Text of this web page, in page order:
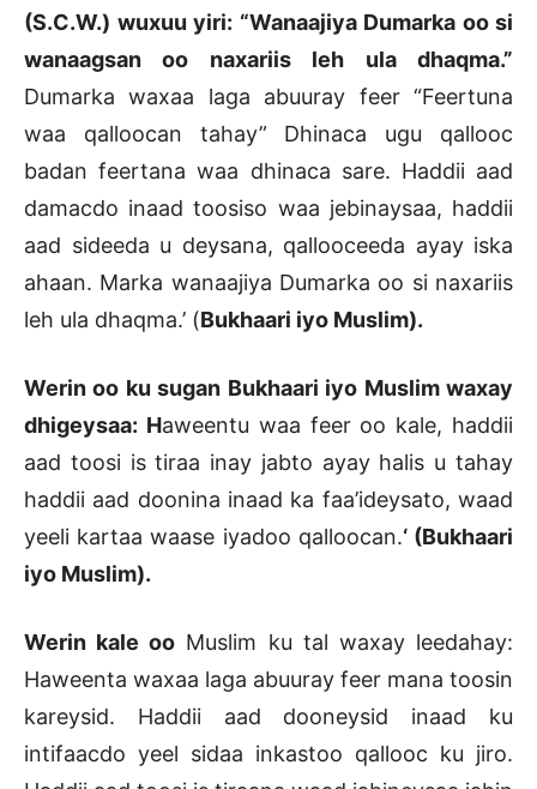
(S.C.W.) wuxuu yiri: “Wanaajiya Dumarka oo si
wanaagsan oo naxariis leh ula dhaqma.”
Dumarka waxaa laga abuuray feer “Feertuna
waa qalloocan tahay” Dhinaca ugu qallooc
badan feertana waa dhinaca sare. Haddii aad
damacdo inaad toosiso waa jebinaysaa, haddii
aad sideeda u deysana, qallooceeda ayay iska
ahaan. Marka wanaajiya Dumarka oo si naxariis
leh ula dhaqma.’ (Bukhaari iyo Muslim).
Werin oo ku sugan Bukhaari iyo Muslim waxay
dhigeysaa: Haweentu waa feer oo kale, haddii
aad toosi is tiraa inay jabto ayay halis u tahay
haddii aad doonina inaad ka faa’ideysato, waad
yeeli kartaa waase iyadoo qalloocan.‘ (Bukhaari
iyo Muslim).
Werin kale oo Muslim ku tal waxay leedahay:
Haweenta waxaa laga abuuray feer mana toosin
kareysid. Haddii aad dooneysid inaad ku
intifaacdo yeel sidaa inkastoo qallooc ku jiro.